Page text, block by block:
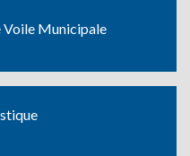
Voile Municipale